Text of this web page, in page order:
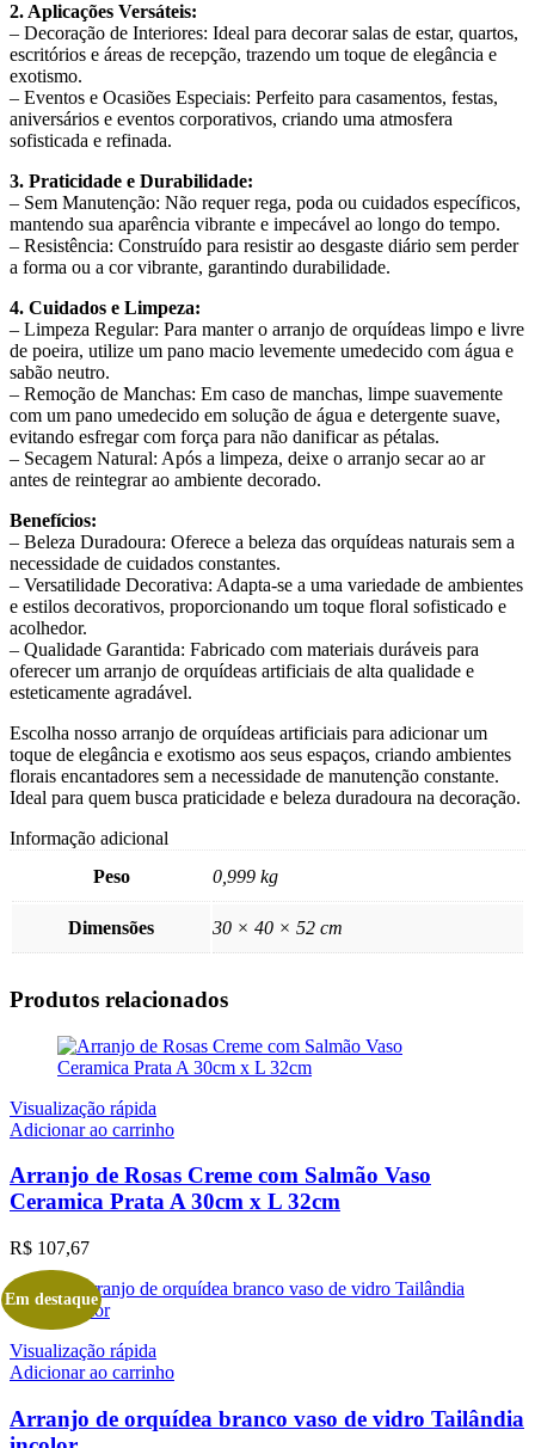
2. Aplicações Versáteis:
– Decoração de Interiores: Ideal para decorar salas de estar, quartos,
escritórios e áreas de recepção, trazendo um toque de elegância e
exotismo.
– Eventos e Ocasiões Especiais: Perfeito para casamentos, festas,
aniversários e eventos corporativos, criando uma atmosfera
sofisticada e refinada.
3. Praticidade e Durabilidade:
– Sem Manutenção: Não requer rega, poda ou cuidados específicos,
mantendo sua aparência vibrante e impecável ao longo do tempo.
– Resistência: Construído para resistir ao desgaste diário sem perder
a forma ou a cor vibrante, garantindo durabilidade.
4. Cuidados e Limpeza:
– Limpeza Regular: Para manter o arranjo de orquídeas limpo e livre
de poeira, utilize um pano macio levemente umedecido com água e
sabão neutro.
– Remoção de Manchas: Em caso de manchas, limpe suavemente
com um pano umedecido em solução de água e detergente suave,
evitando esfregar com força para não danificar as pétalas.
– Secagem Natural: Após a limpeza, deixe o arranjo secar ao ar
antes de reintegrar ao ambiente decorado.
Benefícios:
– Beleza Duradoura: Oferece a beleza das orquídeas naturais sem a
necessidade de cuidados constantes.
– Versatilidade Decorativa: Adapta-se a uma variedade de ambientes
e estilos decorativos, proporcionando um toque floral sofisticado e
acolhedor.
– Qualidade Garantida: Fabricado com materiais duráveis para
oferecer um arranjo de orquídeas artificiais de alta qualidade e
esteticamente agradável.
Escolha nosso arranjo de orquídeas artificiais para adicionar um
toque de elegância e exotismo aos seus espaços, criando ambientes
florais encantadores sem a necessidade de manutenção constante.
Ideal para quem busca praticidade e beleza duradoura na decoração.
Informação adicional
Peso
0,999 kg
Dimensões 30 × 40 × 52 cm
Produtos relacionados
Visualização rápida
Adicionar ao carrinho
Arranjo de Rosas Creme com Salmão Vaso
Ceramica Prata A 30cm x L 32cm
R$ 107,67
Visualização rápida
Adicionar ao carrinho
Em destaque
Arranjo de orquídea branco vaso de vidro Tailândia